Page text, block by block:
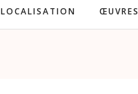
LOCALISATION ŒUVRES